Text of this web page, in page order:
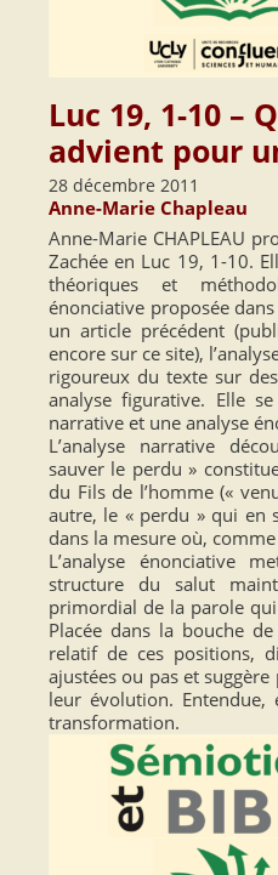
Luc 19, 1-10 –
advient pour
28 décembre 2011
Anne-Marie Chapleau
Anne-Marie CHAPLEAU
Zachée en Luc 19, 1-10.
théoriques et
énonciative proposée
un article précédent
encore sur ce site),
rigoureux du texte sur
analyse figurative. Elle
narrative et une analyse
L’analyse narrative
sauver le perdu »
du Fils de l’homme («
autre, le « perdu » qui en
dans la mesure où,
L’analyse énonciative
structure du salut
primordial de la parole
Placée dans la bouche
relatif de ces positions,
ajustées ou pas et
leur évolution. Entendue,
transformation.